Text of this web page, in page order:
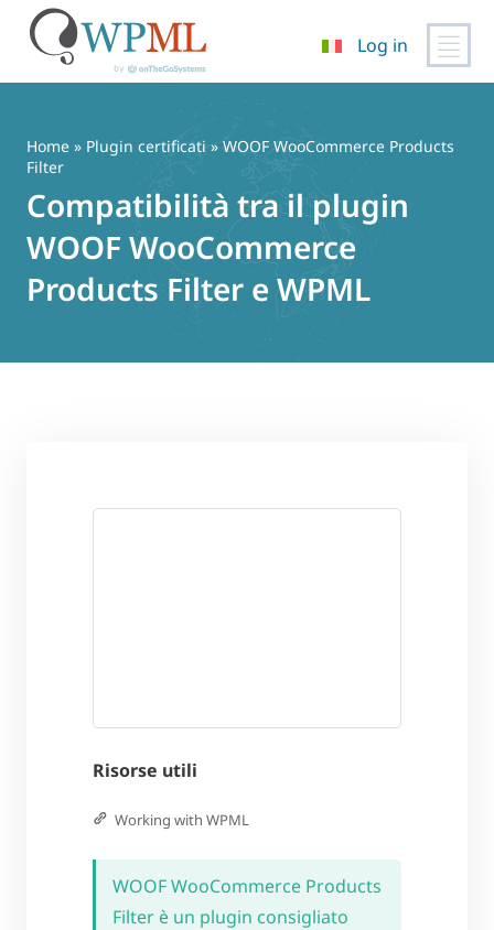
contenuto
Log in
Home » Plugin certificati » WOOF WooCommerce Products
Filter
Compatibilità tra il plugin
WOOF WooCommerce
Products Filter e WPML
Risorse utili
Working with WPML
WOOF WooCommerce Products
Filter è un plugin consigliato